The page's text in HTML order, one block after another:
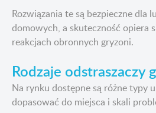
Rozwiązania te są bezpieczne dla
domowych, a skuteczność opiera
reakcjach obronnych gryzoni.
Rodzaje odstraszaczy
Na rynku dostępne są różne typy
dopasować do miejsca i skali